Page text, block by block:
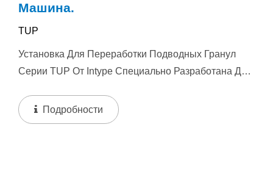
Машина.
TUP
Установка Для Переработки Подводных Гранул
Серии TUP От Intype Специально Разработана Для
Подробности